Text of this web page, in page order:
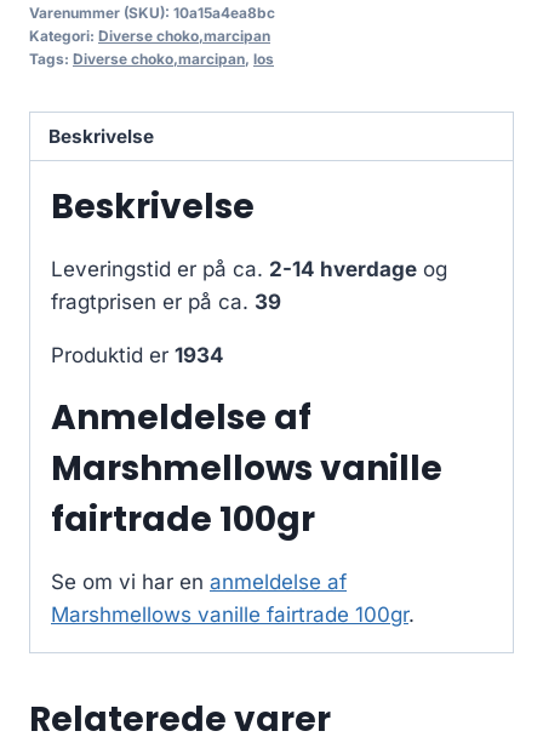
Varenummer (SKU): 10a15a4ea8bc
Kategori: Diverse choko,marcipan
Tags: Diverse choko,marcipan, los
Beskrivelse
Beskrivelse
Leveringstid er på ca. 2-14 hverdage og
fragtprisen er på ca. 39
Produktid er 1934
Anmeldelse af
Marshmellows vanille
fairtrade 100gr
Se om vi har en anmeldelse af
Marshmellows vanille fairtrade 100gr.
Relaterede varer